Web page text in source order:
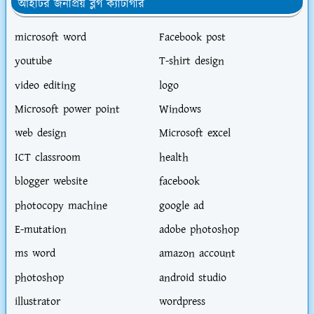
আইটির জনপ্রিয় ব্লগ ক্যাটাগরি
microsoft word
Facebook post
youtube
T-shirt design
video editing
logo
Microsoft power point
Windows
web design
Microsoft excel
ICT classroom
health
blogger website
facebook
photocopy machine
google ad
E-mutation
adobe photoshop
ms word
amazon account
photoshop
android studio
illustrator
wordpress